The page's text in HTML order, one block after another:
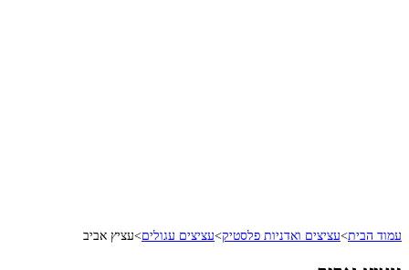
עמוד הבית>עציצים ואדניות פלסטיק>עציצים עגולים>עציץ אביב